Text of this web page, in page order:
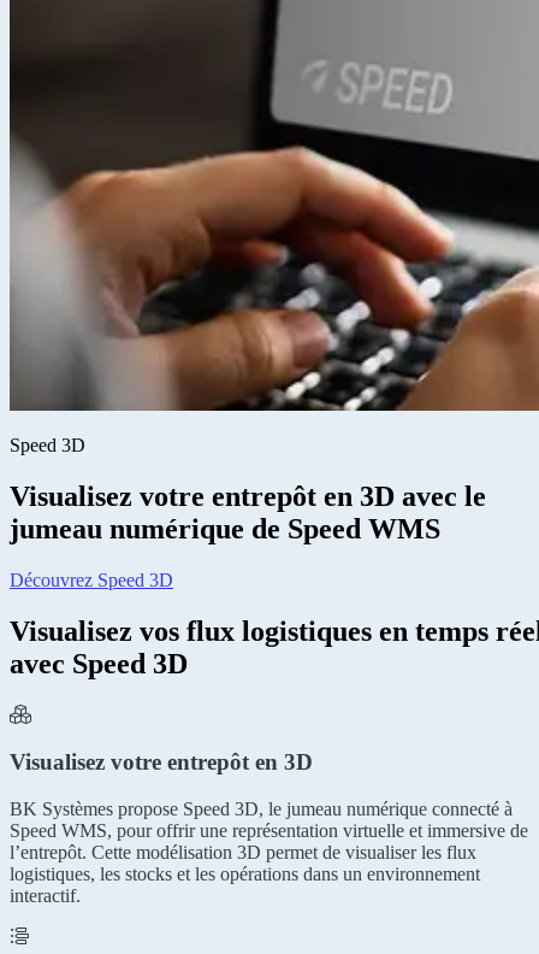
Speed 3D
Visualisez votre entrepôt en 3D avec le
jumeau numérique de Speed WMS
Découvrez Speed 3D
Visualisez vos flux logistiques en temps
avec Speed 3D
Visualisez votre entrepôt en 3D
BK Systèmes propose Speed 3D, le jumeau numérique connecté à
Speed WMS, pour offrir une représentation virtuelle et immersive de
l’entrepôt. Cette modélisation 3D permet de visualiser les flux
logistiques, les stocks et les opérations dans un environnement
interactif.